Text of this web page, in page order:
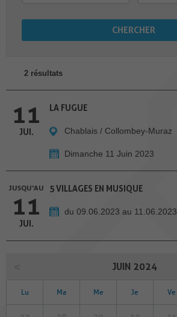
2 résultats
11
JUI.
LA FUGUE
Chablais / Collombey-Muraz
Dimanche 11 Juin 2023
JUSQU'AU
11
JUI.
5 VILLAGES EN MUSIQUE
du 09.06.2023 au 11.06.2023
JUIN 2024
Lu Ma Me Je Ve